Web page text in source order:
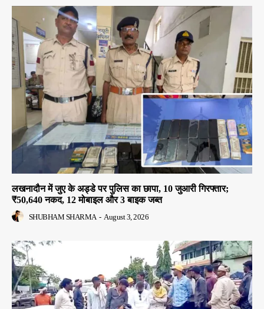
लखनादौन में जुए के अड्डे पर पुलिस का छापा, 10 जुआरी गिरफ्तार;
₹50,640 नकद, 12 मोबाइल और 3 बाइक जब्त
SHUBHAM SHARMA - August 3, 2026